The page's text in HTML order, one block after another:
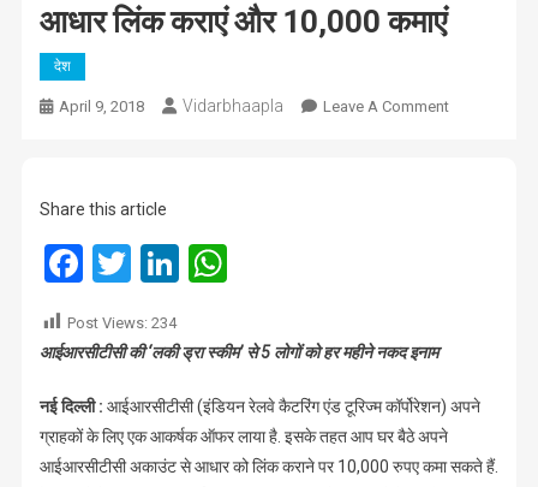
आधार लिंक कराएं और 10,000 कमाएं
देश
April 9, 2018 Vidarbhaapla Leave A CommentOn
Share this article
Facebook
TwitterLinkedIn
WhatsApp
Post Views: 234
आईआरसीटीसी की ‘लकी ड्रा स्कीम’ से 5 लोगों को हर महीने नकद इनाम
नई दिल्ली : आईआरसीटीसी (इंडियन रेलवे कैटरिंग एंड टूरिज्म कॉर्पोरेशन) अपने
ग्राहकों के लिए एक आकर्षक ऑफर लाया है. इसके तहत आप घर बैठे अपने
आईआरसीटीसी अकाउंट से आधार को लिंक कराने पर 10,000 रुपए कमा सकते हैं.